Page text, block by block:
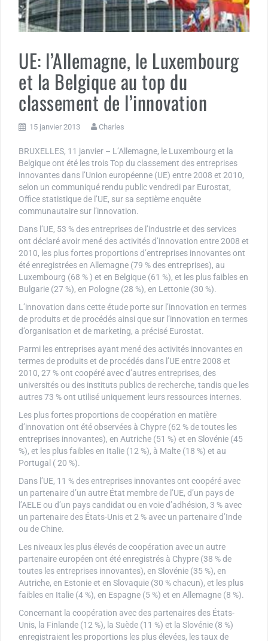
UE: l’Allemagne, le Luxembourg
et la Belgique au top du
classement de l’innovation
15 janvier 2013 Charles
BRUXELLES, 11 janvier – L’Allemagne, le Luxembourg et la
Belgique ont été les trois Top du classement des entreprises
innovantes dans l’Union européenne (UE) entre 2008 et 2010,
selon un communiqué rendu public vendredi par Eurostat,
Office statistique de l’UE, sur sa septième enquête
communautaire sur l’innovation.
Dans l’UE, 53 % des entreprises de l’industrie et des services
ont déclaré avoir mené des activités d’innovation entre 2008 et
2010, les plus fortes proportions d’entreprises innovantes ont
été enregistrées en Allemagne (79 % des entreprises), au
Luxembourg (68 % ) et en Belgique (61 %), et les plus faibles en
Bulgarie (27 %), en Pologne (28 %), en Lettonie (30 %).
L’innovation dans cette étude porte sur l’innovation en termes
de produits et de procédés ainsi que sur l’innovation en termes
d’organisation et de marketing, a précisé Eurostat.
Parmi les entreprises ayant mené des activités innovantes en
termes de produits et de procédés dans l’UE entre 2008 et
2010, 27 % ont coopéré avec d’autres entreprises, des
universités ou des instituts publics de recherche, tandis que les
autres 73 % ont utilisé uniquement leurs ressources internes.
Les plus fortes proportions de coopération en matière
d’innovation ont été observées à Chypre (62 % de toutes les
entreprises innovantes), en Autriche (51 %) et en Slovénie (45
%), et les plus faibles en Italie (12 %), à Malte (18 %) et au
Portugal ( 20 %).
Dans l’UE, 11 % des entreprises innovantes ont coopéré avec
un partenaire d’un autre État membre de l’UE, d’un pays de
l’AELE ou d’un pays candidat ou en voie d’adhésion, 3 % avec
un partenaire des États-Unis et 2 % avec un partenaire d’Inde
ou de Chine.
Les niveaux les plus élevés de coopération avec un autre
partenaire européen ont été enregistrés à Chypre (38 % de
toutes les entreprises innovantes), en Slovénie (35 %), en
Autriche, en Estonie et en Slovaquie (30 % chacun), et les plus
faibles en Italie (4 %), en Espagne (5 %) et en Allemagne (8 %).
Concernant la coopération avec des partenaires des États-
Unis, la Finlande (12 %), la Suède (11 %) et la Slovénie (8 %)
enregistraient les proportions les plus élevées, les taux de